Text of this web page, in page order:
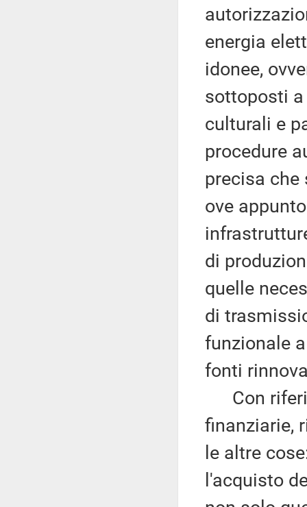
energia
idonee,
sottoposti
culturali e
procedure
precisa che
ove
di
quelle
di
funzionale
fonti
Con
finanziarie,
le altre
l'acquisto